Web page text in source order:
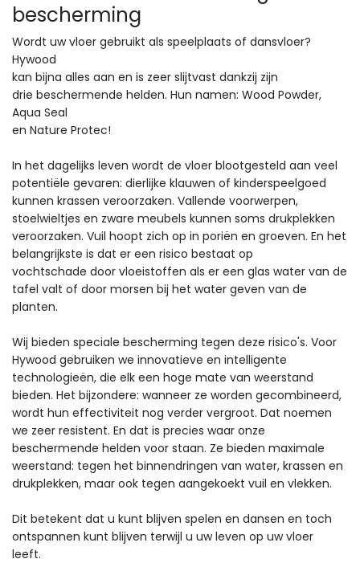
bescherming
Wordt uw vloer gebruikt als speelplaats of dansvloer?
Hywood
kan bijna alles aan en is zeer slijtvast dankzij zijn
drie beschermende helden. Hun namen: Wood Powder,
Aqua Seal
en Nature Protec!
In het dagelijks leven wordt de vloer blootgesteld aan veel
potentiële gevaren: dierlijke klauwen of kinderspeelgoed
kunnen krassen veroorzaken. Vallende voorwerpen,
stoelwieltjes en zware meubels kunnen soms drukplekken
veroorzaken. Vuil hoopt zich op in poriën en groeven. En het
belangrijkste is dat er een risico bestaat op
vochtschade door vloeistoffen als er een glas water van de
tafel valt of door morsen bij het water geven van de
planten.
Wij bieden speciale bescherming tegen deze risico's. Voor
Hywood gebruiken we innovatieve en intelligente
technologieën, die elk een hoge mate van weerstand
bieden. Het bijzondere: wanneer ze worden gecombineerd,
wordt hun effectiviteit nog verder vergroot. Dat noemen
we zeer resistent. En dat is precies waar onze
beschermende helden voor staan. Ze bieden maximale
weerstand: tegen het binnendringen van water, krassen en
drukplekken, maar ook tegen aangekoekt vuil en vlekken.
Dit betekent dat u kunt blijven spelen en dansen en toch
ontspannen kunt blijven terwijl u uw leven op uw vloer
leeft.